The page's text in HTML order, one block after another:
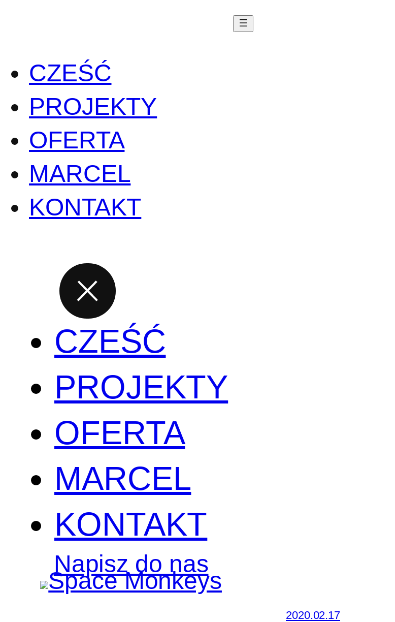
CZEŚĆ
PROJEKTY
OFERTA
MARCEL
KONTAKT
CZEŚĆ
PROJEKTY
OFERTA
MARCEL
KONTAKT
Napisz do nas
2020.02.17